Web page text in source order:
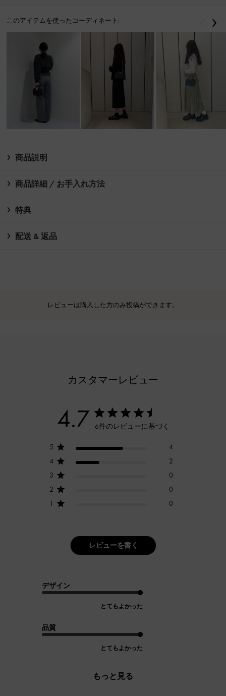
このアイテムを使ったコーディネート: 戻る
商品説明
商品詳細 / お手入れ方法
特典
配送 & 返品
レビューは購入した方のみ投稿ができます。
カスタマーレビュー
4.7 6件のレビューに基づく
5
4
4
2
3
0
2
0
1
0
レビューを書く
デザイン
とてもよかった
品質
とてもよかった
もっと見る